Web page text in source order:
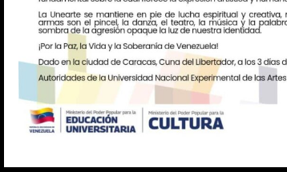
Más de 400 voces
rinden tributo a la
Bor